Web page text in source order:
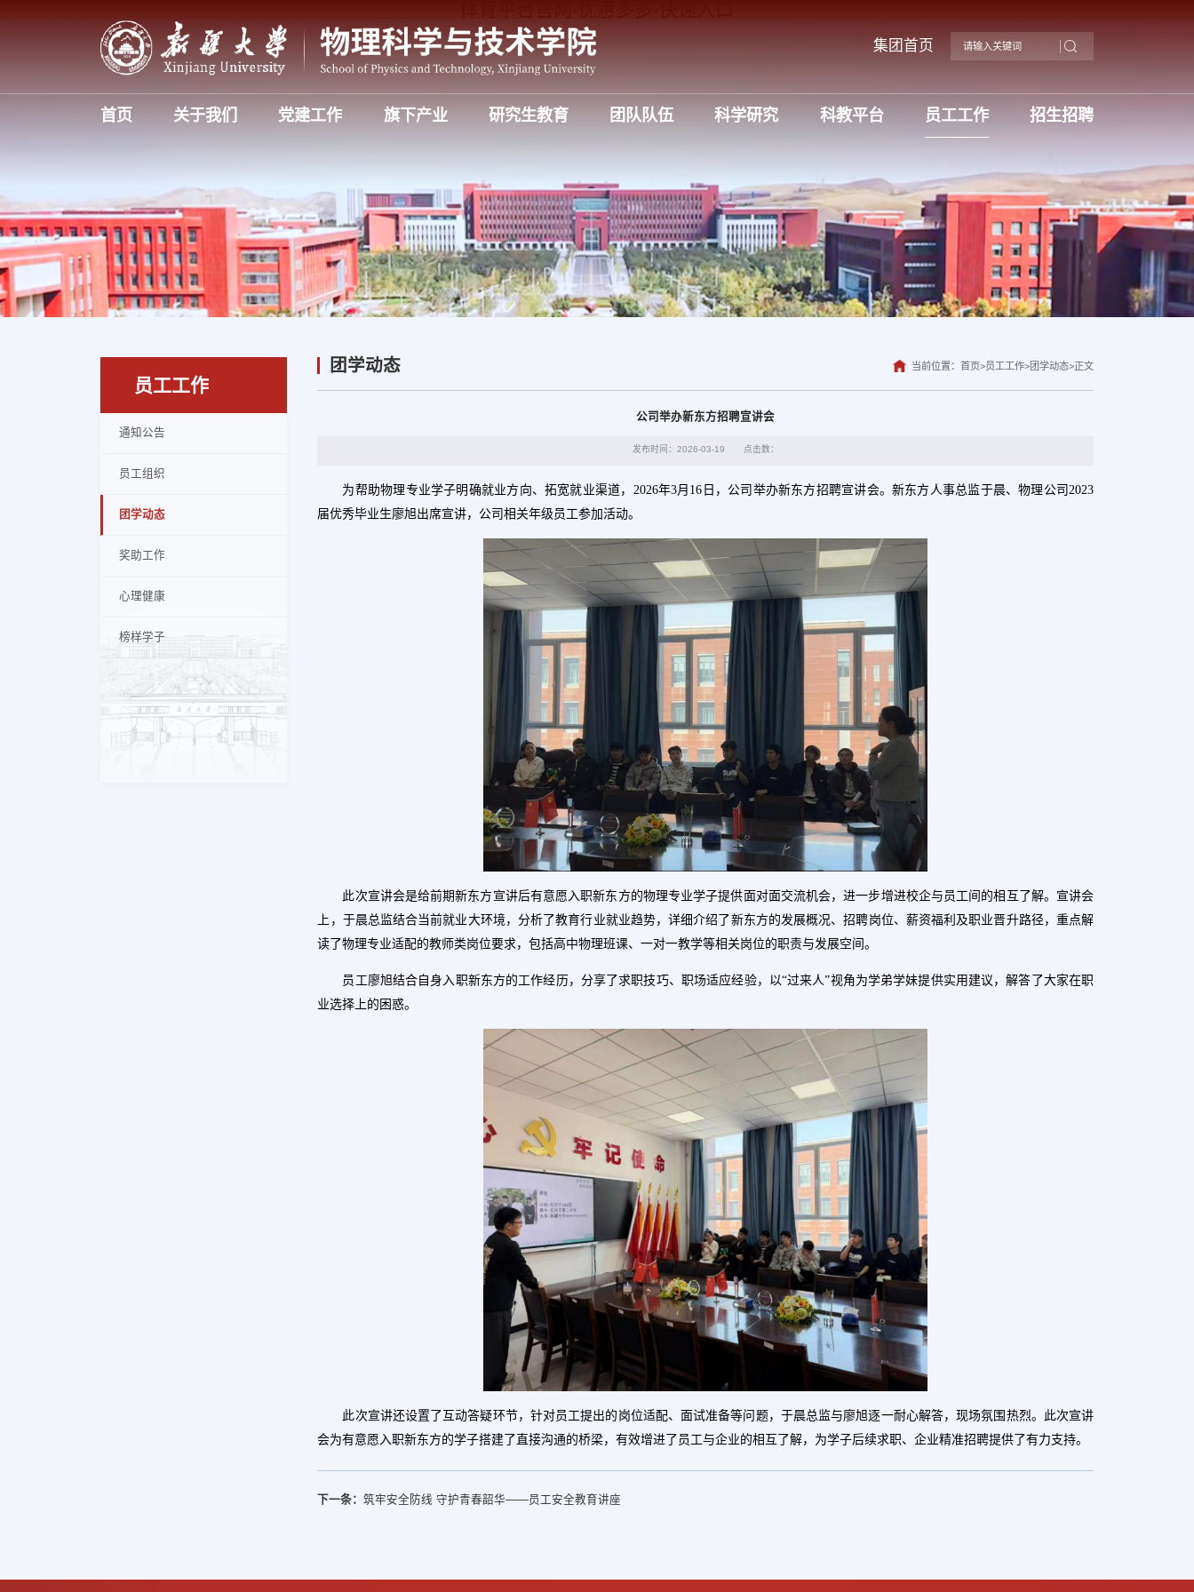
集团首页
首页 关于我们 党建工作 旗下产业 研究生教育 团队队伍 科学研究 科教平台 员工工作 招生招聘
员工工作
通知公告
员工组织
团学动态
奖助工作
心理健康
榜样学子
团学动态 当前位置：首页>员工工作>团学动态>正文
公司举办新东方招聘宣讲会
发布时间：2026-03-19 点击数：
为帮助物理专业学子明确就业方向、拓宽就业渠道， 2026年3月16日 ， 公司举办新东方招聘宣讲会。新东方人事总监于晨、物理公司2023
届优秀毕业生廖旭出席宣讲，公司相关年级员工参加活动。
此次宣讲会是给前期新东方宣讲后有意愿入职新东方的物理专业学子提供面对面交流机会，进一步增进校企与员工间的相互了解。 宣讲会
上，于晨总监结合当前就业大环境，分析了教育行业就业趋势，详细介绍了新东方的发展概况、招聘岗位、薪资福利及职业晋升路径，重点解
读了物理专业适配的教师类岗位要求，包括高中物理班课、一对一教学等相关岗位的职责与发展空间。
员工廖旭结合自身入职新东方的工作经历，分享了求职技巧、职场适应经验，以“过来人”视角为学弟学妹提供实用建议，解答了大家在职
业选择上的困惑。
此次宣讲还设置了互动答疑环节，针对员工提出的岗位适配、面试准备等问题，于晨总监与廖旭逐一耐心解答，现场氛围热烈。 此次宣讲
会为有意愿入职新东方的学子搭建了直接沟通的桥梁，有效增进了员工与企业的相互了解，为学子后续求职、企业精准招聘提供了有力支持。
下一条：筑牢安全防线 守护青春韶华——员工安全教育讲座